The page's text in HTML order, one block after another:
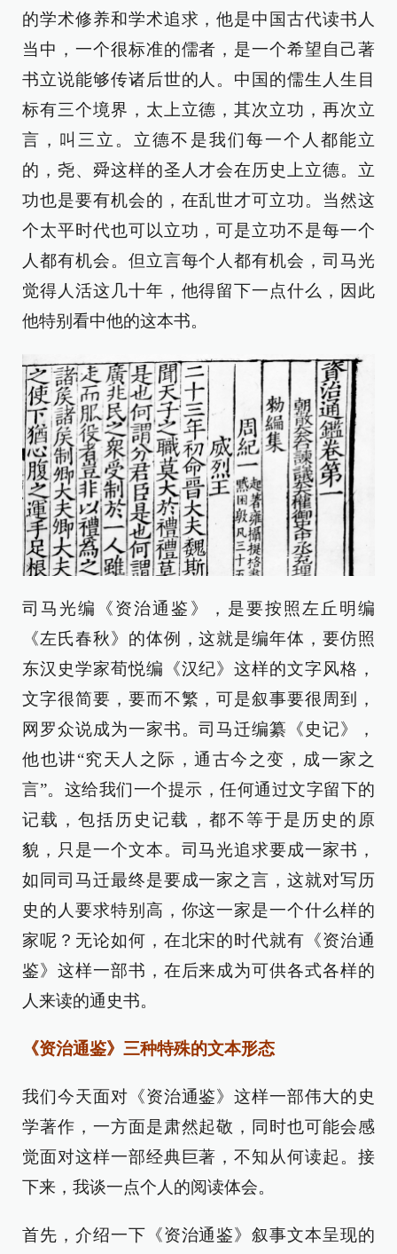
的学术修养和学术追求，他是中国古代读书人
当中，一个很标准的儒者，是一个希望自己著
书立说能够传诸后世的人。中国的儒生人生目
标有三个境界，太上立德，其次立功，再次立
言，叫三立。立德不是我们每一个人都能立
的，尧、舜这样的圣人才会在历史上立德。立
功也是要有机会的，在乱世才可立功。当然这
个太平时代也可以立功，可是立功不是每一个
人都有机会。但立言每个人都有机会，司马光
觉得人活这几十年，他得留下一点什么，因此
他特别看中他的这本书。
司马光编《资治通鉴》，是要按照左丘明编
《左氏春秋》的体例，这就是编年体，要仿照
东汉史学家荀悦编《汉纪》这样的文字风格，
文字很简要，要而不繁，可是叙事要很周到，
网罗众说成为一家书。司马迁编纂《史记》，
他也讲“究天人之际，通古今之变，成一家之
言”。这给我们一个提示，任何通过文字留下的
记载，包括历史记载，都不等于是历史的原
貌，只是一个文本。司马光追求要成一家书，
如同司马迁最终是要成一家之言，这就对写历
史的人要求特别高，你这一家是一个什么样的
家呢？无论如何，在北宋的时代就有《资治通
鉴》这样一部书，在后来成为可供各式各样的
人来读的通史书。
《资治通鉴》三种特殊的文本形态
我们今天面对《资治通鉴》这样一部伟大的史
学著作，一方面是肃然起敬，同时也可能会感
觉面对这样一部经典巨著，不知从何读起。接
下来，我谈一点个人的阅读体会。
首先，介绍一下《资治通鉴》叙事文本呈现的